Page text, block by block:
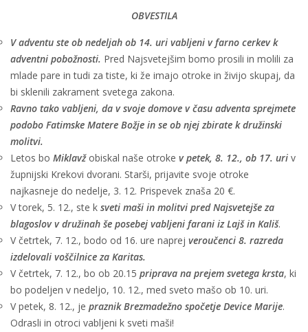
OBVESTILA
V adventu ste ob nedeljah ob 14. uri vabljeni v farno cerkev k
adventni pobožnosti. Pred Najsvetejšim bomo prosili in molili za
mlade pare in tudi za tiste, ki že imajo otroke in živijo skupaj, da
bi sklenili zakrament svetega zakona.
Ravno tako vabljeni, da v svoje domove v času adventa sprejmete
podobo Fatimske Matere Božje in se ob njej zbirate k družinski
molitvi.
Letos bo Miklavžobiskal naše otroke v petek, 8. 12., ob 17. uri v
župnijski Krekovi dvorani. Starši, prijavite svoje otroke
najkasneje do nedelje, 3. 12. Prispevek znaša 20 €.
V torek, 5. 12., ste k sveti maši in molitvi pred Najsvetejše za
blagoslov v družinah še posebej vabljeni farani iz Lajš in Kališ.
V četrtek, 7. 12., bodo od 16. ure naprej veroučenci 8. razreda
izdelovali voščilnice za Karitas.
V četrtek, 7. 12., bo ob 20.15 priprava na prejem svetega krsta, ki
bo podeljen v nedeljo, 10. 12., med sveto mašo ob 10. uri.
V petek, 8. 12., je praznik Brezmadežno spočetje Device Marije.
Odrasli in otroci vabljeni k sveti maši!